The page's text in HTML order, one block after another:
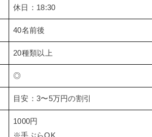
休日：18:30
40名前後
20種類以上
◎
目安：3〜5万円の割引
1000円
※手ぶらOK